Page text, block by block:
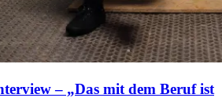
– „Das mit dem Beruf ist